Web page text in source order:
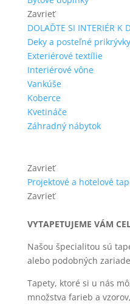
Zavrieť
DOLAĎTE SI INTERIÉR K
Deky a posteľné prikrývky
Exteriérové textílie
Interiérové vône
Vankúše
Koberce
Kvetináče
Záhradný nábytok
Zavrieť
Projektové a hotelové
Zavrieť
VYTAPETUJEME VÁM
Našou špecialitou sú
alebo podobných
Tapety, ktoré si u nás
množstva farieb a